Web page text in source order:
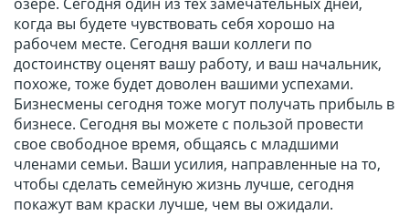
когда вы будете чувствовать себя хорошо на
рабочем месте. Сегодня ваши коллеги по
достоинству оценят вашу работу, и ваш начальник,
похоже, тоже будет доволен вашими успехами.
Бизнесмены сегодня тоже могут получать прибыль в
бизнесе. Сегодня вы можете с пользой провести
свое свободное время, общаясь с младшими
членами семьи. Ваши усилия, направленные на то,
чтобы сделать семейную жизнь лучше, сегодня
покажут вам краски лучше, чем вы ожидали.